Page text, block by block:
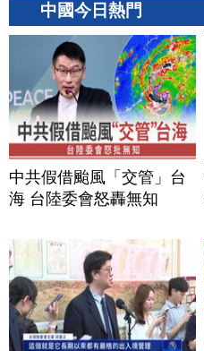
中國今日熱門
中共假借颱風「交管」台
海 台陸委會怒轟無知